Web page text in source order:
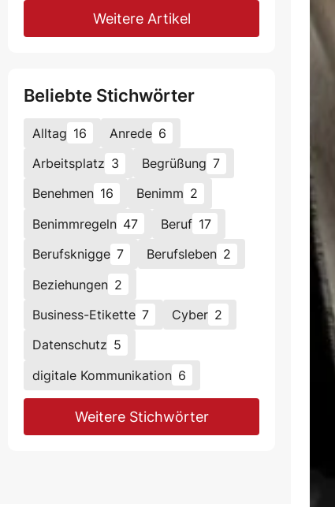
Weitere Artikel
Beliebte Stichwörter
Alltag 16 Anrede 6
Arbeitsplatz 3 Begrüßung 7
Benehmen 16 Benimm 2
Benimmregeln 47 Beruf 17
Berufsknigge 7 Berufsleben 2
Beziehungen 2
Business-Etikette 7 Cyber 2
Datenschutz 5
digitale Kommunikation 6
Weitere Stichwörter